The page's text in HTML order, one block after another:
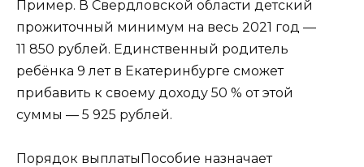
Пример. В Свердловской области детский
прожиточный минимум на весь 2021 год —
11 850 рублей. Единственный родитель
ребёнка 9 лет в Екатеринбурге сможет
прибавить к своему доходу 50 % от этой
суммы — 5 925 рублей.
Порядок выплатыПособие назначает